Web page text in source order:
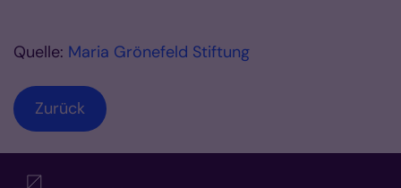
Quelle: Maria Grönefeld Stiftung
Zurück